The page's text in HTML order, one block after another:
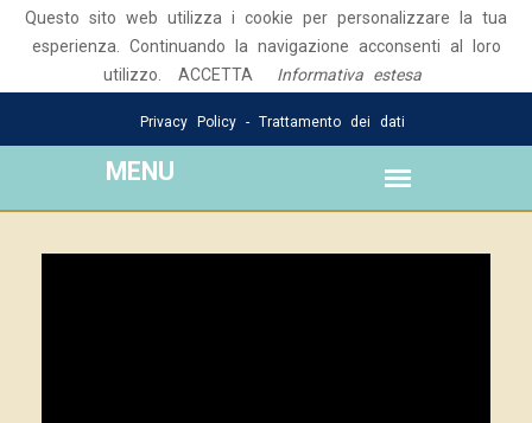
Questo sito web utilizza i cookie per personalizzare la tua
esperienza. Continuando la navigazione acconsenti al loro
utilizzo.
ACCETTA Informativa estesa
Seguici su:
Email: luigidecesarisonlus@gmail.com
Privacy Policy - Trattamento dei dati